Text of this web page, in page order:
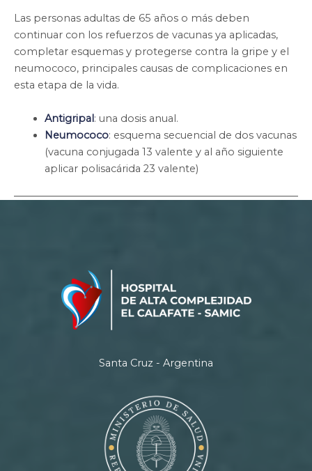
Las personas adultas de 65 años o más deben
continuar con los refuerzos de vacunas ya aplicadas,
completar esquemas y protegerse contra la gripe y el
neumococo, principales causas de complicaciones en
esta etapa de la vida.
Antigripal: una dosis anual.
Neumococo: esquema secuencial de dos vacunas
(vacuna conjugada 13 valente y al año siguiente
aplicar polisacárida 23 valente)
Santa Cruz - Argentina